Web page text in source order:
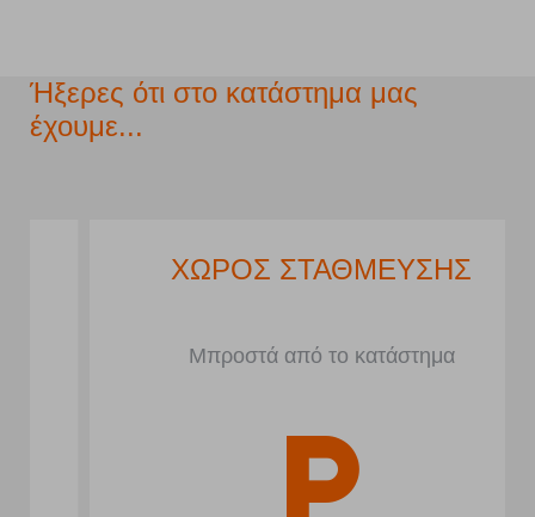
Ήξερες ότι στο κατάστημα μας
έχουμε...
ΧΩΡΟΣ ΣΤΑΘΜΕΥΣΗΣ
Μπροστά από το κατάστημα